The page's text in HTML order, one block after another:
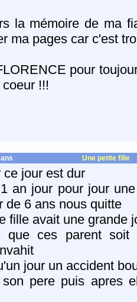
la mémoire de ma
ma pages car c'est
pour
!!!
Une petite fille
ce jour est dur
an jour pour jour
de 6 ans nous quitte
fille avait une grande
ces parent soit
jour un accident
pere puis apres